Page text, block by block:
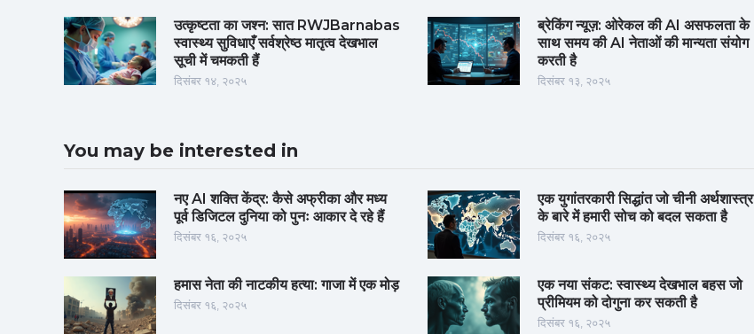
उत्कृष्टता का जश्न: सात RWJBarnabas
स्वास्थ्य सुविधाएँ सर्वश्रेष्ठ मातृत्व देखभाल
सूची में चमकती हैं
दिसंबर १४, २०२५
ब्रेकिंग न्यूज़: ओरेकल की AI असफलता के
साथ समय की AI नेताओं की मान्यता संयोग
करती है
दिसंबर १३, २०२५
You may be interested in
नए AI शक्ति केंद्र: कैसे अफ्रीका और मध्य
पूर्व डिजिटल दुनिया को पुनः आकार दे रहे हैं
दिसंबर १६, २०२५
एक युगांतरकारी सिद्धांत जो चीनी अर्थशास्त्र
के बारे में हमारी सोच को बदल सकता है
दिसंबर १६, २०२५
हमास नेता की नाटकीय हत्या: गाजा में एक मोड़
दिसंबर १६, २०२५
एक नया संकट: स्वास्थ्य देखभाल बहस जो
प्रीमियम को दोगुना कर सकती है
दिसंबर १६, २०२५